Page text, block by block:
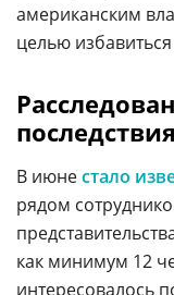
американским
целью
последствия
В июнестало
рядом
как минимум 12
интересовалось